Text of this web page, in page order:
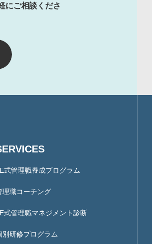
にご相談くださ
式管理職養成プログラム
理職コーチング
式管理職マネジメント診断
別研修プログラム